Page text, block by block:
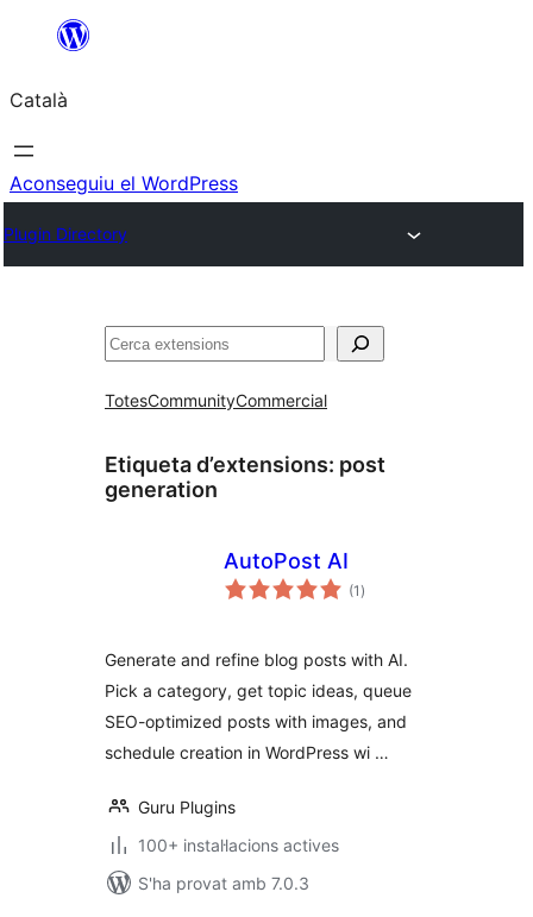
contingut
Català
Aconseguiu el WordPress
Plugin Directory
Cerca
TotesCommunityCommercial
Etiqueta d’extensions: post
generation
AutoPost AI
(1 puntuacions
totals
)
Generate and refine blog posts with AI.
Pick a category, get topic ideas, queue
SEO-optimized posts with images, and
schedule creation in WordPress wi …
Guru Plugins
100+ instal·lacions actives
S'ha provat amb 7.0.3